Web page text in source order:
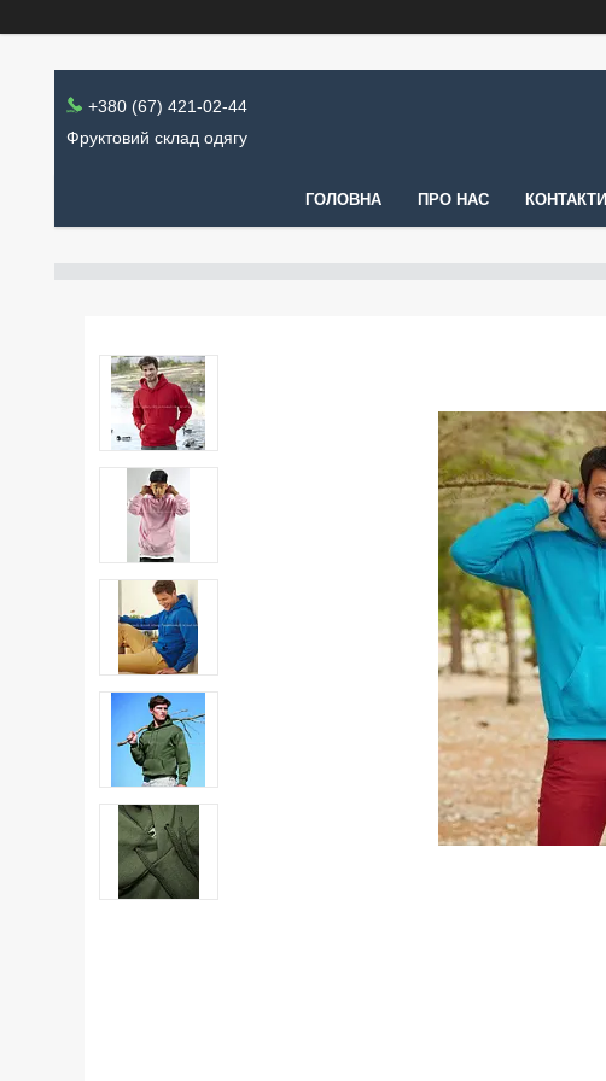
+380 (67) 421-02-44
Фруктовий склад одягу
ГОЛОВНА ПРО НАС КОНТАКТИ